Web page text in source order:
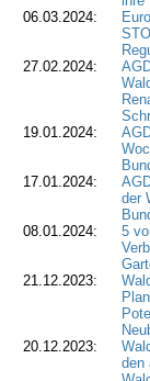
06.03.2024:
27.02.2024:
19.01.2024:
17.01.2024:
der
08.01.2024:
5
21.12.2023:
20.12.2023:
den